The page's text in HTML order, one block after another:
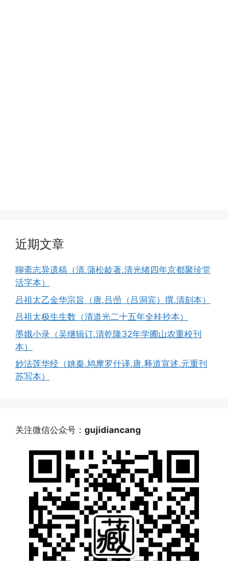
近期文章
聊斋志异遗稿（清.蒲松龄著.清光绪四年京都聚珍堂
活字本）
吕祖太乙金华宗旨（唐.吕喦（吕洞宾）撰.清刻本）
吕祖太极生生数（清道光二十五年全桂抄本）
墨娥小录（吴继辑订.清乾隆32年学圃山农重校刊
本）
妙法莲华经（姚秦.鸠摩罗什译.唐.释道宣述.元重刊
苏写本）
关注微信公众号： gujidiancang